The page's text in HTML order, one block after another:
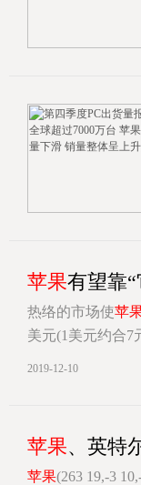
苹果有望靠
热络的市场使苹
美元(1美元约合7
2019-12-10
苹果、英特
苹果(263 19,-3